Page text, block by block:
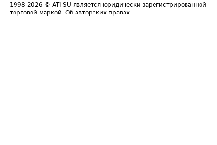
1998-2026 © ATI.SU является юридически зарегистрированной
торговой маркой. Об авторских правах